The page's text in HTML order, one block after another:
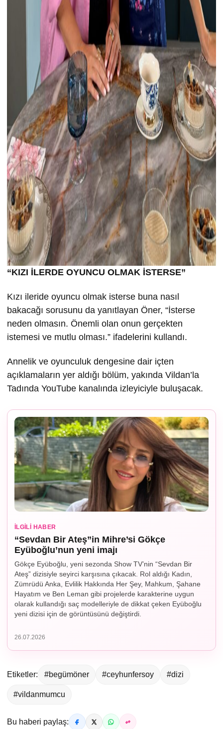
“KIZI İLERDE OYUNCU OLMAK İSTERSE”
Kızı ileride oyuncu olmak isterse buna nasıl
bakacağı sorusunu da yanıtlayan Öner, “İsterse
neden olmasın. Önemli olan onun gerçekten
istemesi ve mutlu olması.” ifadelerini kullandı.
Annelik ve oyunculuk dengesine dair içten
açıklamaların yer aldığı bölüm, yakında Vildan’la
Tadında YouTube kanalında izleyiciyle buluşacak.
İLGILI HABER
“Sevdan Bir Ateş”in Mihre’si Gökçe
Eyüboğlu’nun yeni imajı
Gökçe Eyüboğlu, yeni sezonda Show TV’nin “Sevdan Bir
Ateş” dizisiyle seyirci karşısına çıkacak. Rol aldığı Kadın,
Zümrüdü Anka, Evlilik Hakkında Her Şey, Mahkum, Şahane
Hayatım ve Ben Leman gibi projelerde karakterine uygun
olarak kullandığı saç modelleriyle de dikkat çeken Eyüboğlu
yeni dizisi için de görüntüsünü değiştirdi.
26.07.2026
Etiketler: #begümöner #ceyhunfersoy #dizi
#vildanmumcu
Bu haberi paylaş: